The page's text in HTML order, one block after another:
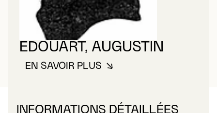
EDOUART, AUGUSTIN
EN SAVOIR PLUSÀ PROPOS DE EDOUART,
INFORMATIONS DÉTAILLÉES